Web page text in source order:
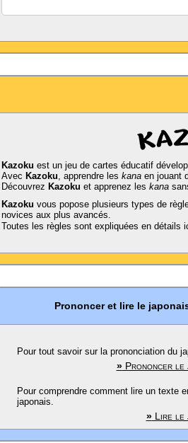
Kazoku est un jeu de cartes éducatif
Avec Kazoku, apprendre les kana en jouant
Découvrez Kazoku et apprenez les kana
Kazoku vous popose plusieurs types de
novices aux plus avancés.
Toutes les règles sont expliquées en détails
Prononcer et lire le
Pour tout savoir sur la prononciation du
»Prononcer le
Pour comprendre comment lire un texte
japonais.
»Lire le